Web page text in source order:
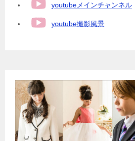
youtubeメインチャンネル
youtube撮影風景